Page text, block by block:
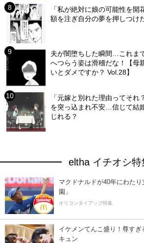
「私が絶対に娘の可能性を
額を注ぎ自分の夢を押しつけ
夫が闇堕ちした瞬間…これま
へつらう姿は滑稽だな！【母
いとダメですか？ Vol.28】
「元嫁と別れた理由ってそ
を突っ込まれ不安…信じて結
じれる？
eltha イチオシ特
マクドナルドが40年にわた
園」
オリコンタイアップ特集
イケメンてんこ盛り！尊す
キュン